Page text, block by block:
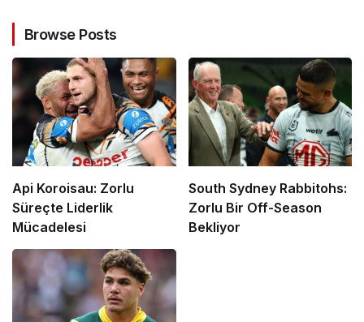
Browse Posts
Api Koroisau: Zorlu
Süreçte Liderlik
Mücadelesi
South Sydney Rabbitohs:
Zorlu Bir Off-Season
Bekliyor